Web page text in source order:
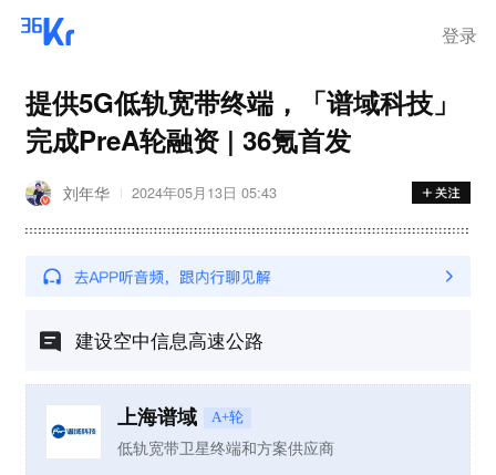
登录
提供5G低轨宽带终端，「谱域科技」
完成PreA轮融资 | 36氪首发
刘年华 2024年05月13日 05:43
建设空中信息高速公路
上海谱域 A+轮
低轨宽带卫星终端和方案供应商